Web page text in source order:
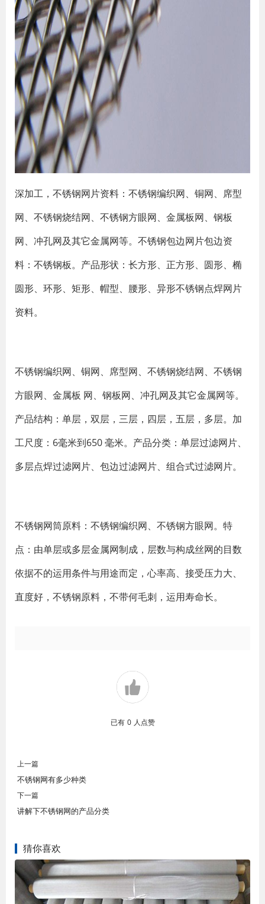
深加工，不锈钢网片资料：不锈钢编织网、铜网、席型
网、不锈钢烧结网、不锈钢方眼网、金属板网、钢板
网、冲孔网及其它金属网等。不锈钢包边网片包边资
料：不锈钢板。产品形状：长方形、正方形、圆形、椭
圆形、环形、矩形、帽型、腰形、异形不锈钢点焊网片
资料。
不锈钢编织网、铜网、席型网、不锈钢烧结网、不锈钢
方眼网、金属板 网、钢板网、冲孔网及其它金属网等。
产品结构：单层，双层，三层，四层，五层，多层。加
工尺度：6毫米到650 毫米。产品分类：单层过滤网片、
多层点焊过滤网片、包边过滤网片、组合式过滤网片。
不锈钢网筒原料：不锈钢编织网、不锈钢方眼网。特
点：由单层或多层金属网制成，层数与构成丝网的目数
依据不的运用条件与用途而定，心率高、接受压力大、
直度好，不锈钢原料，不带何毛刺，运用寿命长。
已有 0 人点赞
上一篇
不锈钢网有多少种类
下一篇
讲解下不锈钢网的产品分类
猜你喜欢